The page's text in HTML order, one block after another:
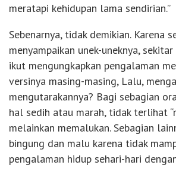
meratapi kehidupan lama sendirian.”
Sebenarnya, tidak demikian. Karena
menyampaikan unek-uneknya,
ikut mengungkapkan pengalaman
versinya masing-masing, Lalu,
mengutarakannya? Bagi sebagian
hal sedih atau marah, tidak terlihat
melainkan memalukan. Sebagian
bingung dan malu karena tidak
pengalaman hidup sehari-hari